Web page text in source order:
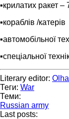
▪️крилатих ракет ‒
▪️кораблів /
▪️автомобільної
▪️спеціальної
Literary editor:
Теги: War
Теми:
Russian army
Last posts: